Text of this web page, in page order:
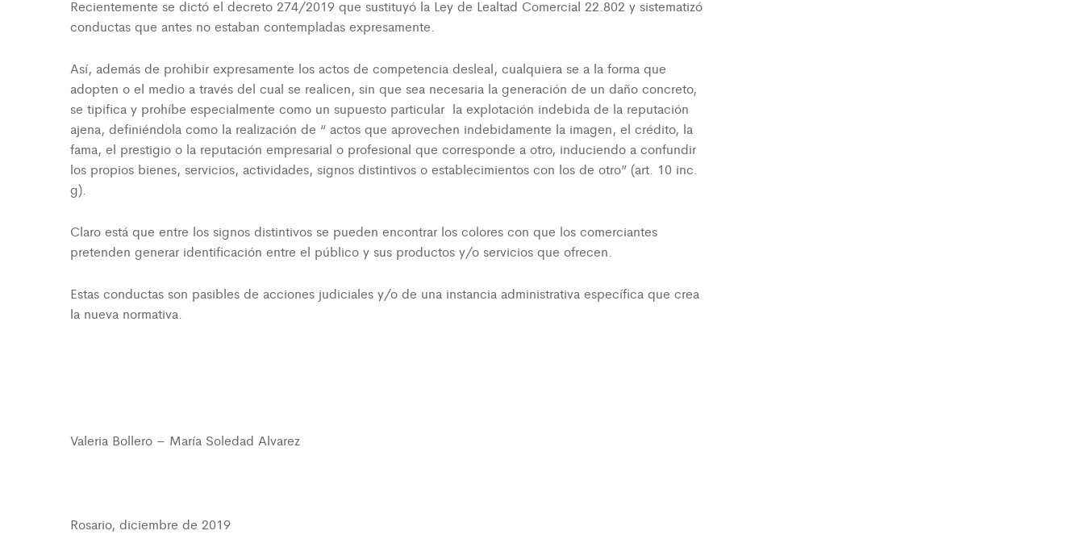
Recientemente se dictó el decreto 274/2019 que sustituyó la Ley de Lealtad Comercial 22.802 y sistematizó
conductas que antes no estaban contempladas expresamente.
Así, además de prohibir expresamente los actos de competencia desleal, cualquiera se a la forma que
adopten o el medio a través del cual se realicen, sin que sea necesaria la generación de un daño concreto,
se tipifica y prohíbe especialmente como un supuesto particular la explotación indebida de la reputación
ajena, definiéndola como la realización de “ actos que aprovechen indebidamente la imagen, el crédito, la
fama, el prestigio o la reputación empresarial o profesional que corresponde a otro, induciendo a confundir
los propios bienes, servicios, actividades, signos distintivos o establecimientos con los de otro” (art. 10 inc.
g).
Claro está que entre los signos distintivos se pueden encontrar los colores con que los comerciantes
pretenden generar identificación entre el público y sus productos y/o servicios que ofrecen.
Estas conductas son pasibles de acciones judiciales y/o de una instancia administrativa específica que crea
la nueva normativa.
Valeria Bollero – María Soledad Alvarez
Rosario, diciembre de 2019